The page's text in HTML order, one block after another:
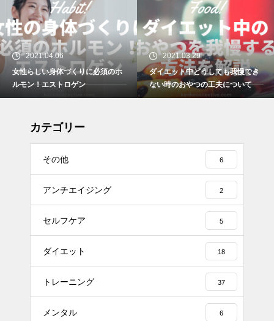
2021.04.06
女性らしい身体づくりに必須のホ
ルモン！エストロゲン
2021.03.29
ダイエット中どうしても我慢でき
ない時のおやつの工夫について
カテゴリー
その他 6
アンチエイジング 2
セルフケア 5
ダイエット 18
トレーニング 37
メンタル 6